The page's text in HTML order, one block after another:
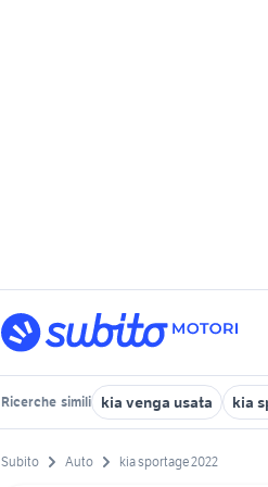
Ricerche simili kia venga usata kia
Subito Auto kia sportage 2022